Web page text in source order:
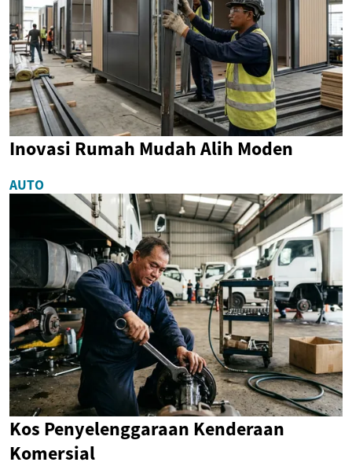
Inovasi Rumah Mudah Alih Moden
AUTO
Kos Penyelenggaraan Kenderaan
Komersial